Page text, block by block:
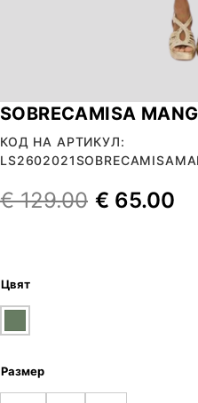
SOBRECAMISA
КОД НА АРТИКУЛ:
€129.00 € 65.00
Цвят
Размер